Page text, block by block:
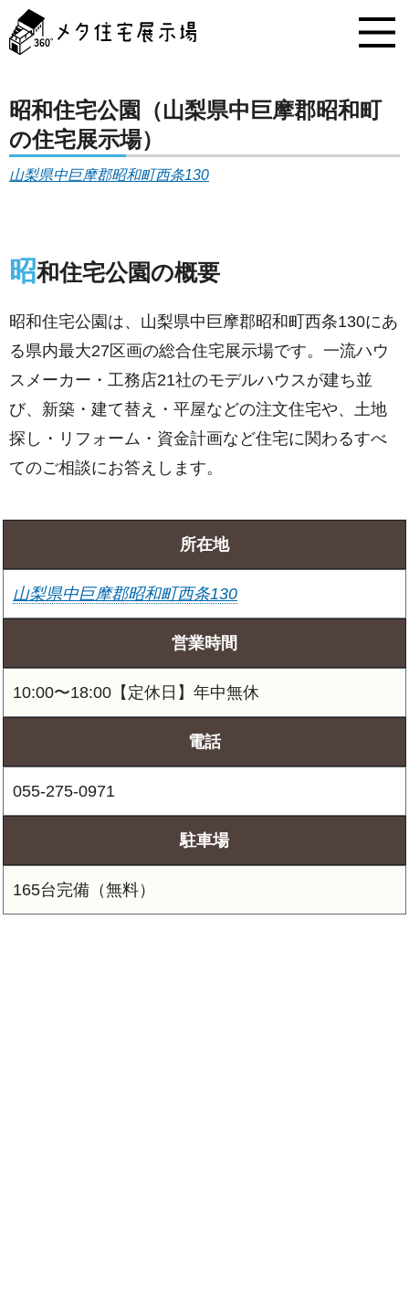
タ
住
示
場
コ
ン
テ
ス
キ
プ
昭和住宅公園（山梨県中巨摩郡昭和町
の住宅展示場）
山梨県中巨摩郡昭和町西条130
昭和住宅公園の概要
昭和住宅公園は、山梨県中巨摩郡昭和町西条130にあ
る県内最大27区画の総合住宅展示場です。一流ハウ
スメーカー・工務店21社のモデルハウスが建ち並
び、新築・建て替え・平屋などの注文住宅や、土地
探し・リフォーム・資金計画など住宅に関わるすべ
てのご相談にお答えします。
所在地
山梨県中巨摩郡昭和町西条130
営業時間
10:00〜18:00【定休日】年中無休
電話
055-275-0971
駐車場
165台完備（無料）